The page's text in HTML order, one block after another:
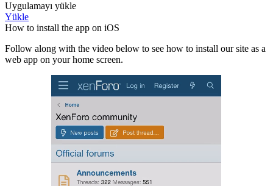
Uygulamayı yükle
Yükle
How to install the app on iOS
Follow along with the video below to see how to install our site as a
web app on your home screen.